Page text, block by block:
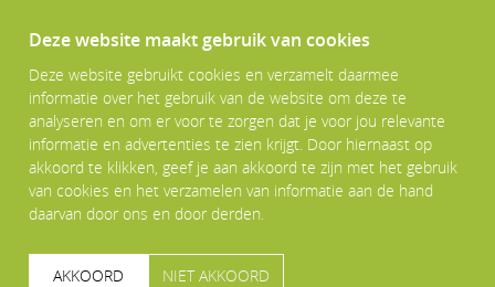
Deze website maakt gebruik van cookies
Deze website gebruikt cookies en verzamelt daarmee
informatie over het gebruik van de website om deze te
analyseren en om er voor te zorgen dat je voor jou relevante
informatie en advertenties te zien krijgt. Door hiernaast op
akkoord te klikken, geef je aan akkoord te zijn met het gebruik
van cookies en het verzamelen van informatie aan de hand
daarvan door ons en door derden.
AKKOORD NIET AKKOORD